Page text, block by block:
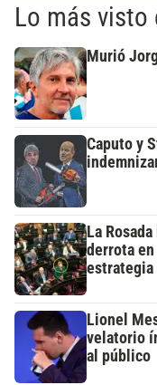
Lo más visto
Murió
Caputo y
La
derrota
estrategia
Lionel
velatorio
al público